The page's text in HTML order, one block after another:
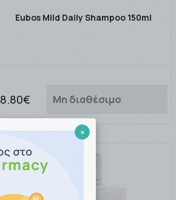
Eubos Mild Daily Shampoo 150ml
8.80€ Μη διαθέσιμο
×